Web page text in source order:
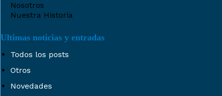
Nosotros
Nuestra Historia
Ultimas noticias y entradas
Todos los posts
Otros
Novedades